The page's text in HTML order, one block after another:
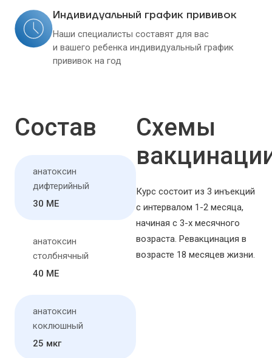
Индивидуальный график прививок
Наши специалисты составят для вас
и вашего ребенка индивидуальный график
прививок на год
Состав
анатоксин
дифтерийный
30 МЕ
анатоксин
столбнячный
40 МЕ
анатоксин
коклюшный
25 мкг
Схемы
Курс состоит из 3 инъекций
с интервалом 1-2 месяца,
начиная с 3-х месячного
возраста. Ревакцинация в
возрасте 18 месяцев жизни.